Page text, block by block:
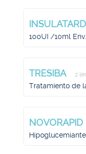
INSULATARD
100UI /10ml Env..
TRESIBA 2
Tratamiento de
NOVORAPID
Hipoglucemiante